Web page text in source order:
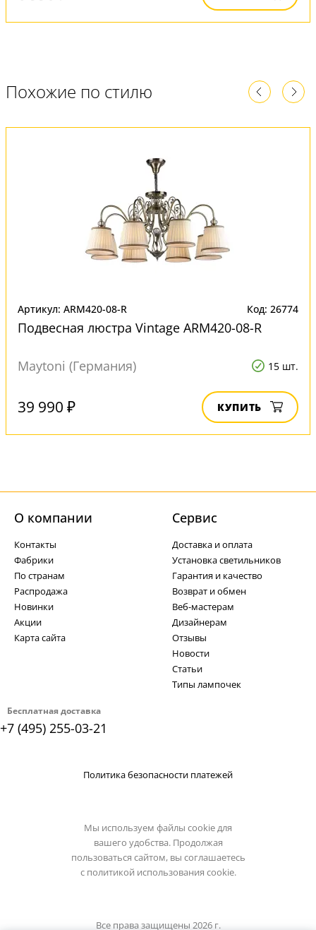
Похожие по стилю
Артикул: ARM420-08-R Код: 26774
Подвесная люстра Vintage ARM420-08-R
Maytoni (Германия) 15 шт.
39 990 ₽ КУПИТЬ
Бесплатная доставка
+7 (495) 255-03-21
О компании
Контакты
Фабрики
По странам
Распродажа
Новинки
Акции
Карта сайта
Cервис
Доставка и оплата
Установка светильников
Гарантия и качество
Возврат и обмен
Веб-мастерам
Дизайнерам
Отзывы
Новости
Статьи
Типы лампочек
Политика безопасности платежей
Мы используем файлы cookie для
вашего удобства. Продолжая
пользоваться сайтом, вы соглашаетесь
с политикой использования cookie.
Все права защищены 2026 г.